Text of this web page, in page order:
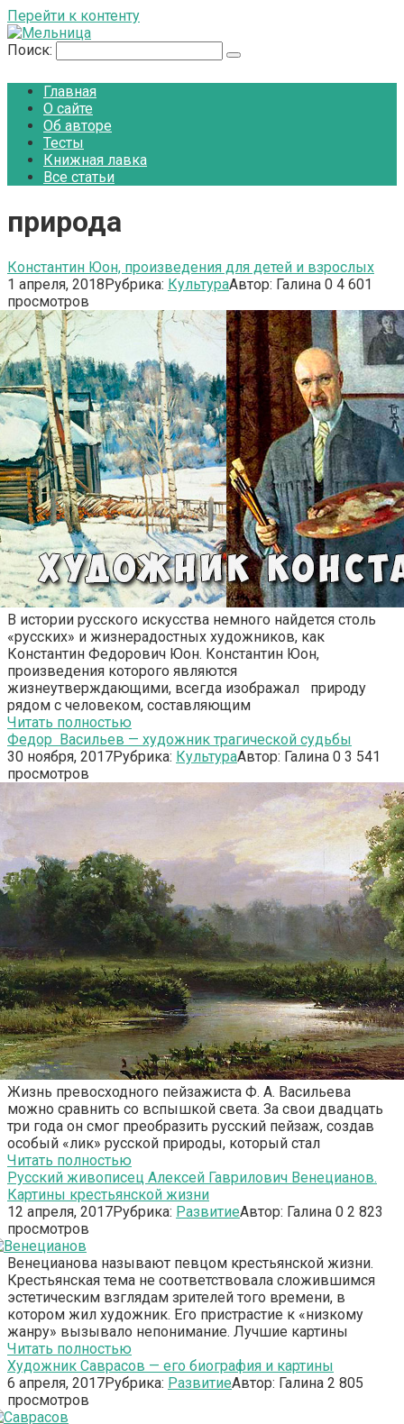
Перейти к контенту
Поиск:
Главная
О сайте
Об авторе
Тесты
Книжная лавка
Все статьи
природа
Константин Юон, произведения для детей и взрослых
1 апреля, 2018Рубрика: КультураАвтор: Галина 0 4 601
просмотров
В истории русского искусства немного найдется столь
«русских» и жизнерадостных художников, как
Константин Федорович Юон. Константин Юон,
произведения которого являются
жизнеутверждающими, всегда изображал природу
рядом с человеком, составляющим
Читать полностью
Федор Васильев — художник трагической судьбы
30 ноября, 2017Рубрика: КультураАвтор: Галина 0 3 541
просмотров
Жизнь превосходного пейзажиста Ф. А. Васильева
можно сравнить со вспышкой света. За свои двадцать
три года он смог преобразить русский пейзаж, создав
особый «лик» русской природы, который стал
Читать полностью
Русский живописец Алексей Гаврилович Венецианов.
Картины крестьянской жизни
12 апреля, 2017Рубрика: РазвитиеАвтор: Галина 0 2 823
просмотров
Венецианова называют певцом крестьянской жизни.
Крестьянская тема не соответствовала сложившимся
эстетическим взглядам зрителей того времени, в
котором жил художник. Его пристрастие к «низкому
жанру» вызывало непонимание. Лучшие картины
Читать полностью
Художник Саврасов — его биография и картины
6 апреля, 2017Рубрика: РазвитиеАвтор: Галина 2 805
просмотров